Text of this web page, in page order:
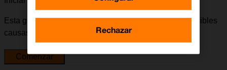
Esta guía te va a conducir a través de una serie de posibles
causas y soluciones al problema.
Comenzar
Rechazar